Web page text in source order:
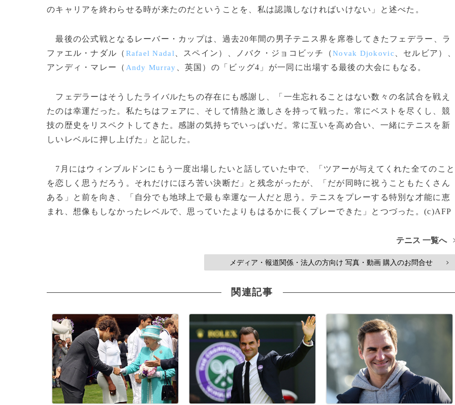
のキャリアを終わらせる時が来たのだということを、私は認識しなければいけない」と述べた。
最後の公式戦となるレーバー・カップは、過去20年間の男子テニス界を席巻してきたフェデラー、ラ
ファエル・ナダル（ Rafael Nadal 、スペイン）、ノバク・ジョコビッチ（Novak Djokovic
、セルビア）
アンディ・マレー（ Andy Murray 、英国）の「ビッグ4」が一同に出場する最後の大会にもなる。
フェデラーはそうしたライバルたちの存在にも感謝し、「一生忘れることはない数々の名試合を戦え
たのは幸運だった。私たちはフェアに、そして情熱と激しさを持って戦った。常にベストを尽くし、競
技の歴史をリスペクトしてきた。感謝の気持ちでいっぱいだ。常に互いを高め合い、一緒にテニスを新
しいレベルに押し上げた」と記した。
7月にはウィンブルドンにもう一度出場したいと話していた中で、「ツアーが与えてくれた全てのこと
を恋しく思うだろう。それだけにほろ苦い決断だ」と残念がったが、「だが同時に祝うこともたくさん
ある」と前を向き、「自分でも地球上で最も幸運な一人だと思う。テニスをプレーする特別な才能に恵
まれ、想像もしなかったレベルで、思っていたよりもはるかに長くプレーできた」とつづった。(c)AFP
テニス 一覧へ
メディア・報道関係・法人の方向け 写真・動画 購入のお問合せ >
関連記事